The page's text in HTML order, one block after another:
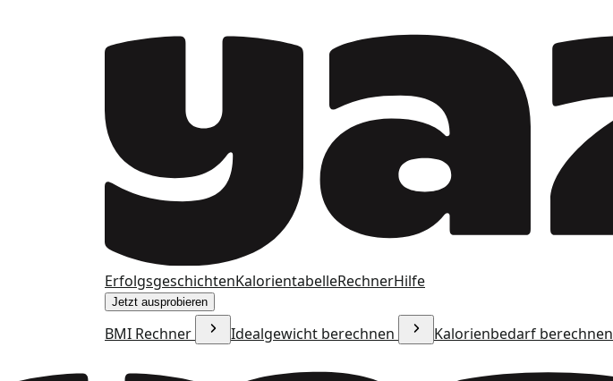
ErfolgsgeschichtenKalorientabelleRechnerHilfe
Jetzt ausprobieren
BMI Rechner Idealgewicht berechnen Kalorienbedarf berechnen